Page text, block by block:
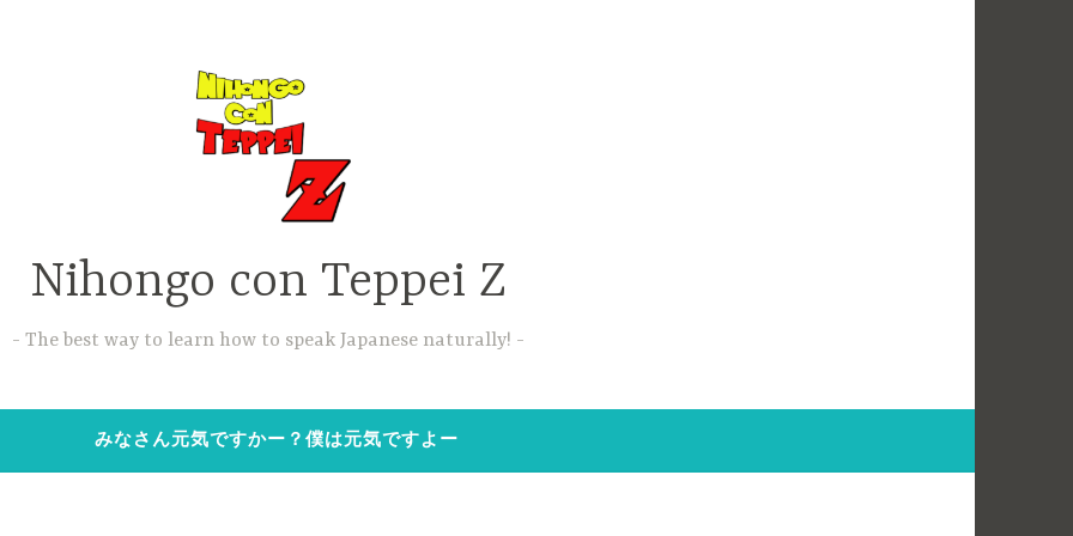
Nihongo con Teppei Z
The best way to learn how to speak Japanese naturally!
みなさん元気ですかー？僕は元気ですよー